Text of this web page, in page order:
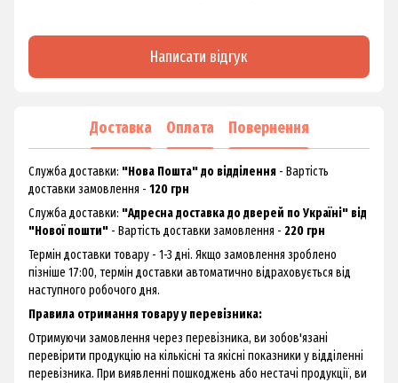
Написати відгук
Доставка Оплата Повернення
Служба доставки: "Нова Пошта" до відділення - Вартість
доставки замовлення - 120 грн
Служба доставки: "Адресна доставка до дверей по Україні" від
"Нової пошти" - Вартість доставки замовлення - 220 грн
Термін доставки товару - 1-3 дні. Якщо замовлення зроблено
пізніше 17:00, термін доставки автоматично відраховується від
наступного робочого дня.
Правила отримання товару у перевізника:
Отримуючи замовлення через перевізника, ви зобов'язані
перевірити продукцію на кількісні та якісні показники у відділенні
перевізника. При виявленні пошкоджень або нестачі продукції, ви